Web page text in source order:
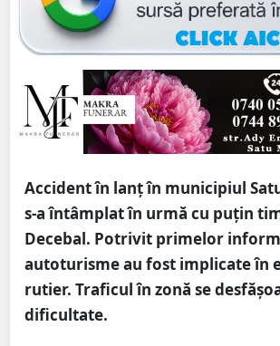
Accident în lanț în municipiul
s-a întâmplat în urmă cu puțin
Decebal. Potrivit primelor
autoturisme au fost implicate în
rutier. Traficul în zonă se
dificultate.